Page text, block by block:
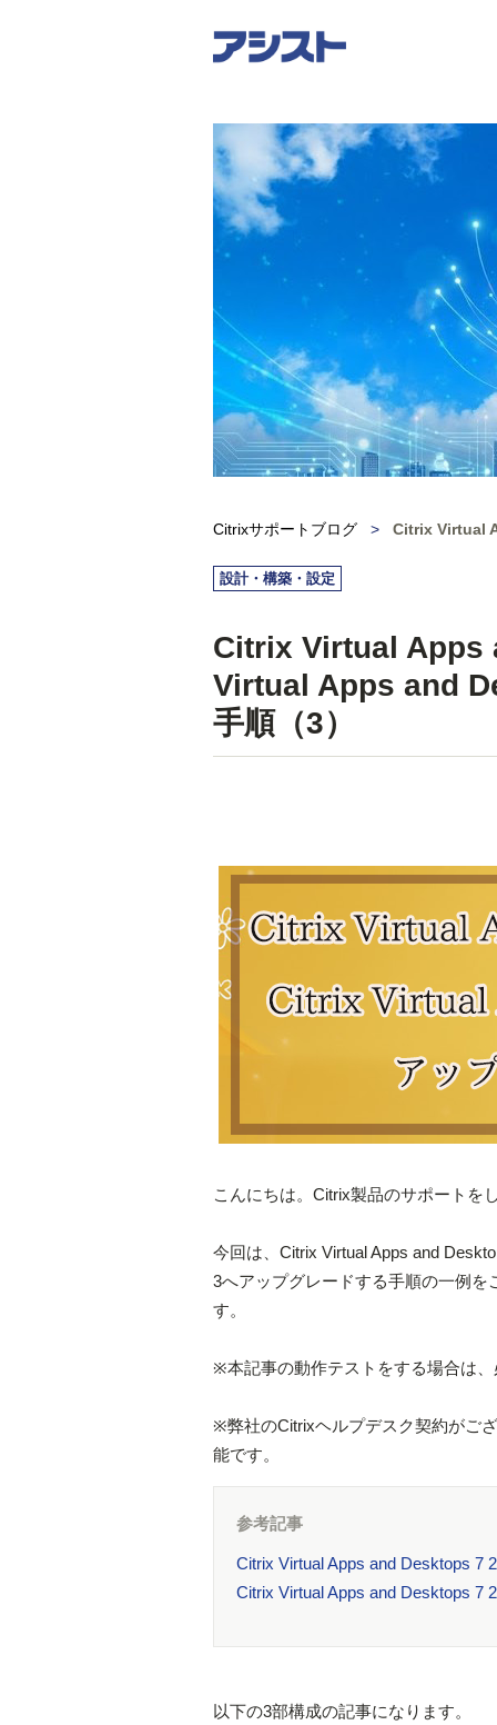
Citrixサポートブログ > Citrix Virtual
設計・構築・設定
Citrix Virtual Apps
Virtual Apps and
手順（3）
こんにちは。Citrix製品のサポートを
今回は、Citrix Virtual Apps and
3へアップグレードする手順の一例
す。
※本記事の動作テストをする場合は
※弊社のCitrixヘルプデスク契約がご
能です。
参考記事
Citrix Virtual Apps and Desktops 7
Citrix Virtual Apps and Desktops 7
以下の3部構成の記事になります。